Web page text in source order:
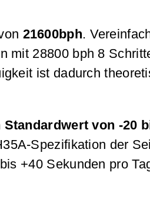
21600bph.
mit 28800 bph 8
ist dadurch
von -20
Spezifikation der
+40 Sekunden pro